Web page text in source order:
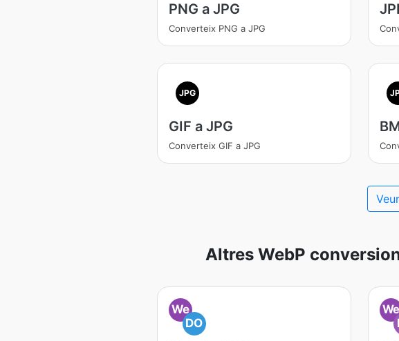
PNG a JPG
Converteix PNG a JPG
JPG
GIF a JPG
Converteix GIF a JPG
Altres WebP
We
DO
We